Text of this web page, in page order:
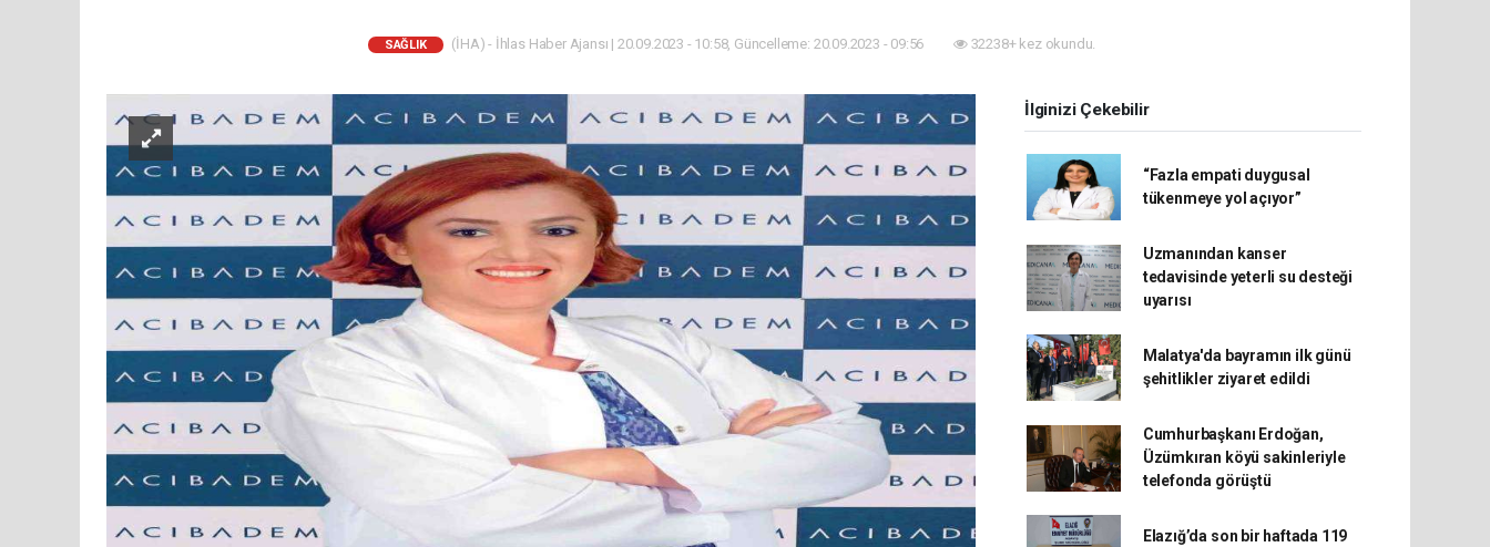
SAĞLIK (İHA) - İhlas Haber Ajansı | 20.09.2023 - 10:58, Güncelleme: 20.09.2023 - 09:56 32238+ kez okundu.
İlginizi Çekebilir
“Fazla empati duygusal
tükenmeye yol açıyor”
Uzmanından kanser
tedavisinde yeterli su desteği
uyarısı
Malatya'da bayramın ilk günü
şehitlikler ziyaret edildi
Cumhurbaşkanı Erdoğan,
Üzümkıran köyü sakinleriyle
telefonda görüştü
Elazığ’da son bir haftada 119